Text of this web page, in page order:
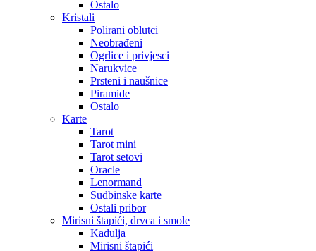
Ostalo
Kristali
Polirani oblutci
Neobrađeni
Ogrlice i privjesci
Narukvice
Prsteni i naušnice
Piramide
Ostalo
Karte
Tarot
Tarot mini
Tarot setovi
Oracle
Lenormand
Sudbinske karte
Ostali pribor
Mirisni štapići, drvca i smole
Kadulja
Mirisni štapići